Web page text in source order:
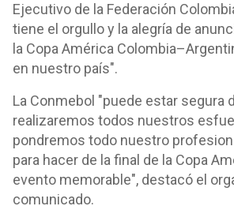
Ejecutivo de la Federación
tiene el orgullo y la alegría de
la Copa América
en nuestro país".
La Conmebol "puede estar segura
realizaremos todos nuestros
pondremos todo nuestro
para hacer de la final de la Copa
evento memorable", destacó el
comunicado.